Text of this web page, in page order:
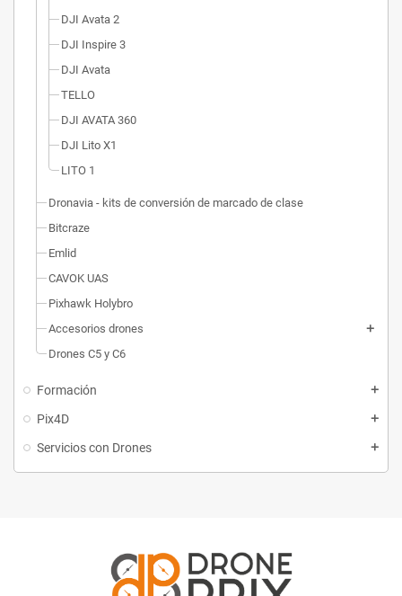
DJI Avata 2
DJI Inspire 3
DJI Avata
TELLO
DJI AVATA 360
DJI Lito X1
LITO 1
Dronavia - kits de conversión de marcado de clase
Bitcraze
Emlid
CAVOK UAS
Pixhawk Holybro
Accesorios drones
Drones C5 y C6
Formación
Pix4D
Servicios con Drones